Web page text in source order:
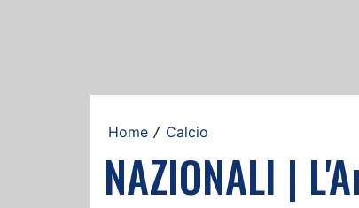
Home / Calcio
NAZIONALI |